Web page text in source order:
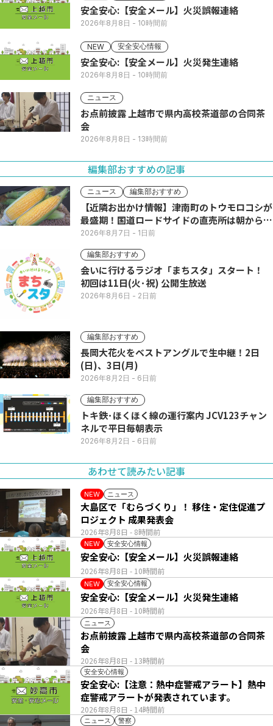
安全安心:【安全メール】火災誤報連絡
2026年8月8日 - 10時間前
NEW 安全安心情報
安全安心:【安全メール】火災発生連絡
2026年8月8日 - 10時間前
ニュース
お点前披露 上越市で県内高校茶道部の合同茶
会
2026年8月8日 - 13時間前
編集部おすすめの記事
ニュース 編集部おすすめ
【近隣お出かけ情報】津南町のトウモロコシが
最盛期！国道ロードサイドの直売所は朝から長
い列
2026年8月7日 - 1日前
編集部おすすめ
会いに行けるラジオ「まちスタ」スタート！
初回は11日(火･祝) 公開生放送
2026年8月6日 - 2日前
編集部おすすめ
長岡大花火をベストアングルで生中継！2日
(日)、3日(月)
2026年8月2日 - 6日前
編集部おすすめ
トキ鉄･ほくほく線の運行案内 JCV123チャン
ネルで平日毎朝表示
2026年8月2日 - 6日前
あわせて読みたい記事
NEW ニュース
2026年8月8日 - 8時間前
大島区で「むらづくり」！ 移住・定住促進プ
ロジェクト 成果発表会
NEW 安全安心情報
2026年8月8日 - 10時間前
安全安心:【安全メール】火災誤報連絡
NEW 安全安心情報
2026年8月8日 - 10時間前
安全安心:【安全メール】火災発生連絡
ニュース
2026年8月8日 - 13時間前
お点前披露 上越市で県内高校茶道部の合同茶
会
安全安心情報
2026年8月8日 - 14時間前
安全安心:【注意：熱中症警戒アラート】熱中
症警戒アラートが発表されています。
ニュース 警察